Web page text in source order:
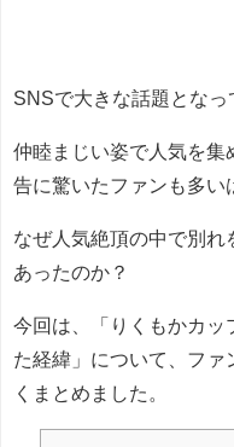
SNSで大きな話題となっ
仲睦まじい姿で人気を集
告に驚いたファンも多い
なぜ人気絶頂の中で別
あったのか？
今回は、「りくもかカッ
た経緯」について、ファ
くまとめました。